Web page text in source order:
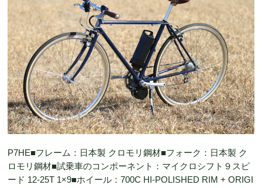
P7HE■フレーム：日本製 クロモリ鋼材■フォーク：日本製 ク
ロモリ鋼材■試乗車のコンポーネント：マイクロシフト９スピ
ード 12-25T 1×9■ホイール：700C HI-POLISHED RIM + ORIGI